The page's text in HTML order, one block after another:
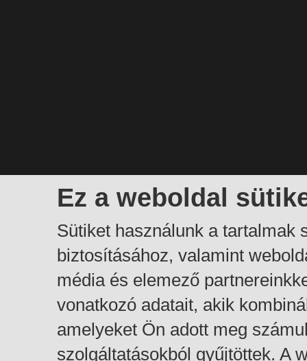
Ez a weboldal
Sütiket használunk a tartalmak
biztosításához, valamint
média és elemező
vonatkozó adatait, akik
amelyeket Ön adott meg
szolgáltatásokból gyűjtöttek. A